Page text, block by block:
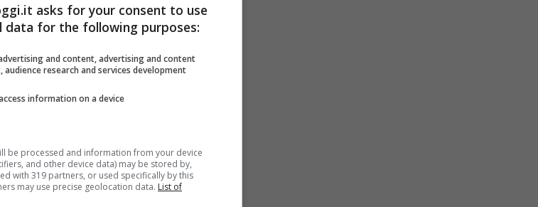
lo svolgimento
tutti i dipendenti chiedessero di
asks for your consent to use
data for the following purposes:
and content, advertising and content
audience research and services development
information on a device
be processed and information from your device
and other device data) may be stored by,
with 319 partners, or used specifically by this
may use precise geolocation data. List of